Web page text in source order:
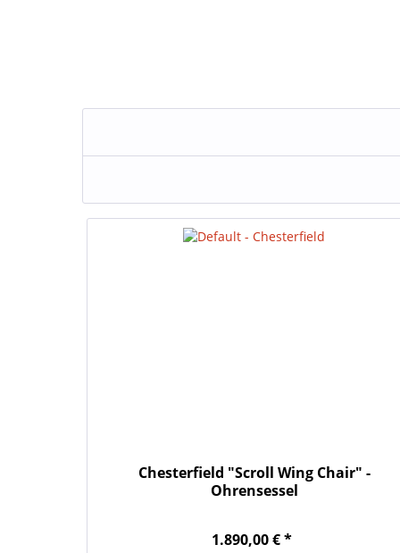
Chesterfield "Scroll Wing Chair" -
Ohrensessel
1.890,00 € *